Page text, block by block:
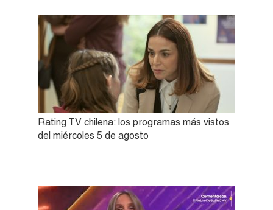
Rating TV chilena: los programas más vistos
del miércoles 5 de agosto